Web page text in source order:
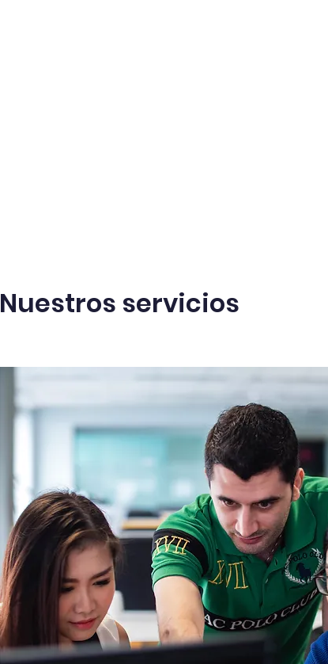
Nuestros servicios